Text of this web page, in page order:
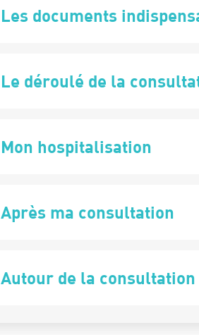
Les documents
Le déroulé de la
Mon hospitalisation
Après ma consultation
Autour de la consultation